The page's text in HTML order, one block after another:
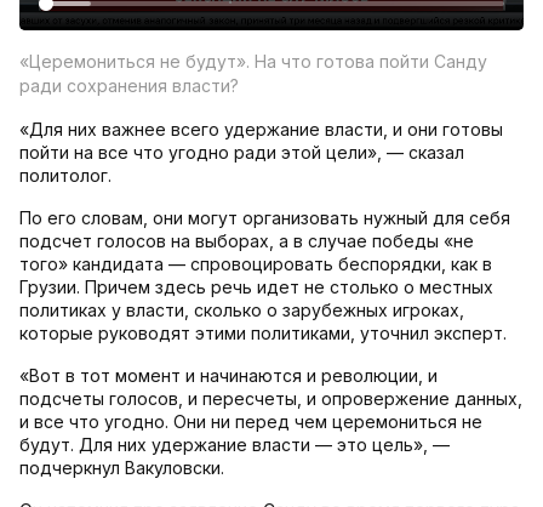
«Церемониться не будут». На что готова пойти Санду
ради сохранения власти?
«Для них важнее всего удержание власти, и они готовы
пойти на все что угодно ради этой цели», — сказал
политолог.
По его словам, они могут организовать нужный для себя
подсчет голосов на выборах, а в случае победы «не
того» кандидата — спровоцировать беспорядки, как в
Грузии. Причем здесь речь идет не столько о местных
политиках у власти, сколько о зарубежных игроках,
которые руководят этими политиками, уточнил эксперт.
«Вот в тот момент и начинаются и революции, и
подсчеты голосов, и пересчеты, и опровержение данных,
и все что угодно. Они ни перед чем церемониться не
будут. Для них удержание власти — это цель», —
подчеркнул Вакуловски.